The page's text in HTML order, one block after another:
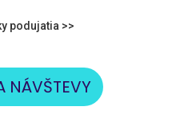
podujatia >>
NÁVŠTEVY